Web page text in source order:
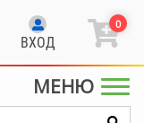
ВХОД
0
МЕНЮ